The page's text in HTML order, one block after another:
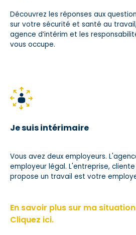
Découvrez les réponses aux
sur votre sécurité et santé au
agence d’intérim et les
vous occupe.
Je suis intérimaire
Vous avez deux employeurs.
employeur légal. L'entreprise,
propose un travail est votre
En savoir plus sur ma
Cliquez ici.